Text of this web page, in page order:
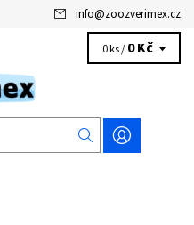
info@zoozverimex.cz
0 ks / 0 Kč